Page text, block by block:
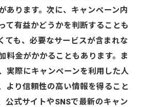
あります。次に、キャンペーン内
て有益かどうかを判断することも
ても、必要なサービスが含まれな
料金がかかることもあります。ま
実際にキャンペーンを利用した人
より信頼性の高い情報を得ること
公式サイトやSNSで最新のキャン